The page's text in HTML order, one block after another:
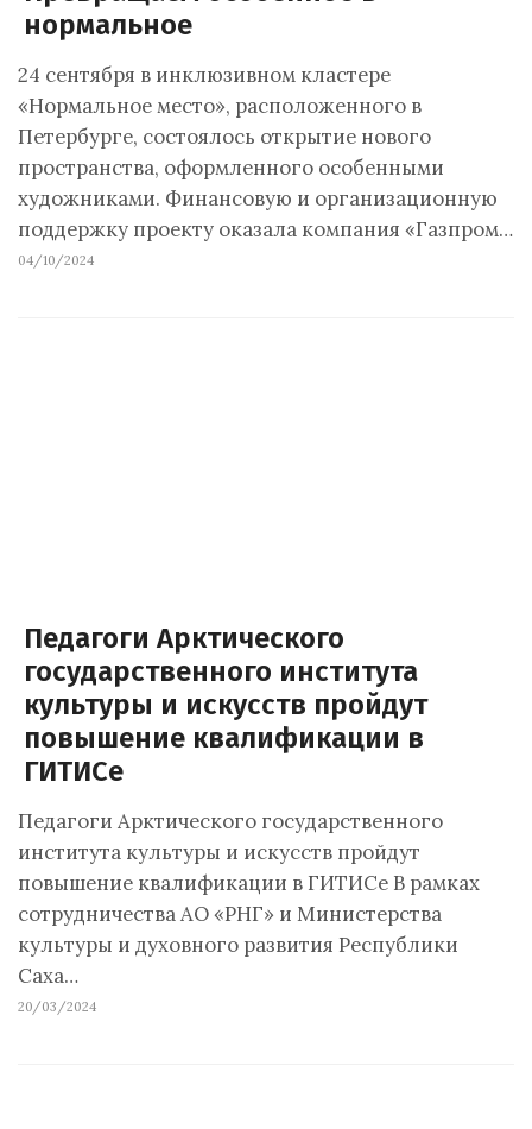
нормальное
24 сентября в инклюзивном кластере
«Нормальное место», расположенного в
Петербурге, состоялось открытие нового
пространства, оформленного особенными
художниками. Финансовую и организационную
поддержку проекту оказала компания «Газпром…
04/10/2024
Педагоги Арктического
государственного института
культуры и искусств пройдут
повышение квалификации в
ГИТИСе
Педагоги Арктического государственного
института культуры и искусств пройдут
повышение квалификации в ГИТИСе В рамках
сотрудничества АО «РНГ» и Министерства
культуры и духовного развития Республики
Саха…
20/03/2024